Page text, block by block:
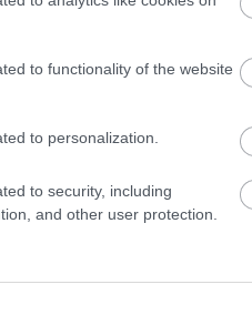
to functionality of the website
to personalization.
to security, including
and other user protection.